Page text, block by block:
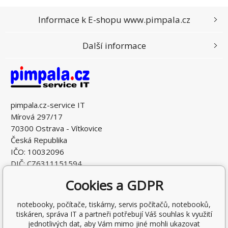
pimpala.cz-service IT
Mírová 297/17
70300 Ostrava - Vítkovice
Česká Republika
IČO: 10032096
DIČ: CZ6311151594
Informace k E-shopu www.pimpala.cz
Další informace
Cookies a GDPR
notebooky, počítače, tiskárny, servis počítačů, notebooků,
tiskáren, správa IT a partneři potřebují Váš souhlas k využití
jednotlivých dat, aby Vám mimo jiné mohli ukazovat